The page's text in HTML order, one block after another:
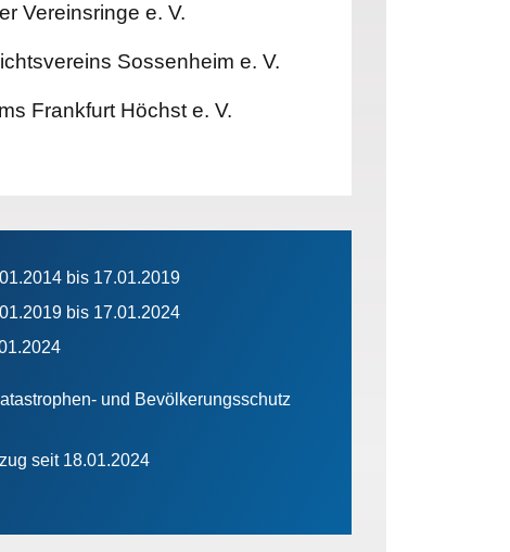
Vereinsringe e. V.
Sossenheim e. V.
Frankfurt Höchst e. V.
bis 17.01.2019
bis 17.01.2024
und Bevölkerungsschutz
seit 18.01.2024